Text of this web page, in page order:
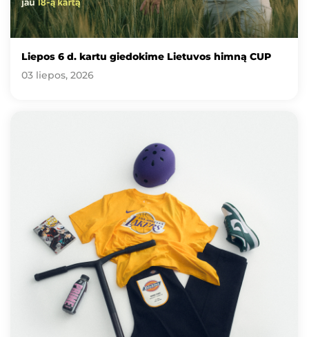
Liepos 6 d. kartu giedokime Lietuvos himną CUP
03 liepos, 2026